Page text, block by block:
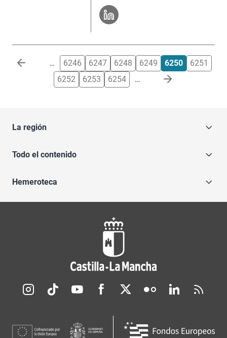
Paginación … 6246 6247 6248 6249 6250
6251
6252
6253 6254 …
La región
Todo el contenido
Hemeroteca
Redes sociales JCCM